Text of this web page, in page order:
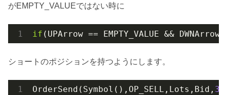
がEMPTY_VALUEではない時に
if (UPArrow == EMPTY_VALUE && DWNArrow
ショートのポジションを持つようにします。
OrderSend(Symbol(),OP_SELL,Lots,Bid, 3